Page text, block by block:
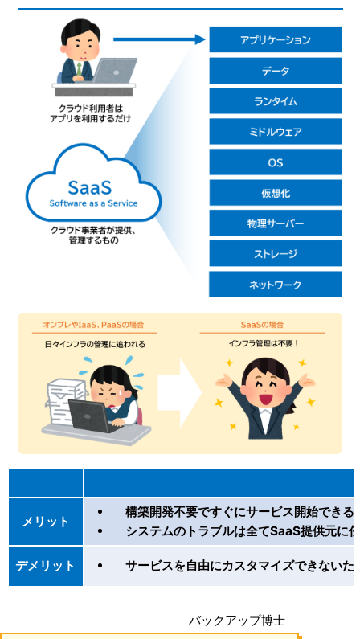
メリット
構築開発不要ですぐにサービス開始できる
システムのトラブルは全てSaaS提供元に
デメリット サービスを自由にカスタマイズできない
バックアップ博士